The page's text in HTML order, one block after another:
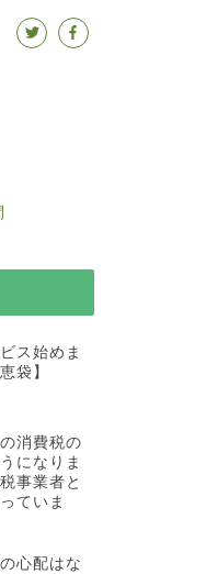
ス始めま
袋】
消費税の
になりま
事業者と
ていま
心配はな